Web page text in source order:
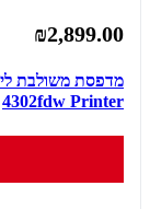
₪2,899.00
4302fdw Printer